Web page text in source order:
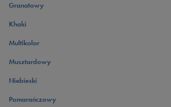
Granatowy
Khaki
Multikolor
Musztardowy
Niebieski
Pomarańczowy